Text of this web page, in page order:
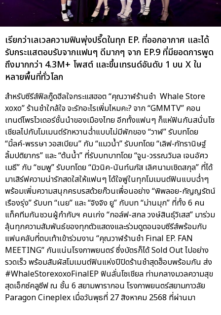
เรียกว่าเลเวลความฟินพุ่งปรี๊ดในทุก EP. ที่ออกอากาศ และได้
รับกระแสตอบรับจากแฟนๆ ดีมากๆ จาก EP.9 ที่มียอดการพูด
ถึงมากกว่า 4.3M+ โพสต์ และขึ้นเทรนด์อันดับ 1 บน X ใน
หลายพื้นที่ทั่วโลก
สำหรับซีรีส์ฟีลกู๊ดฮีลใจกระแสฮอต “คุณวาฬร้านชำ Whale Store
xoxo” ร้านชำใกล้ใจ จะรักอะไรเพิ่มไหมคะ? จาก “GMMTV” คอน
เทนต์โพรไวเดอร์ชั้นนำของเมืองไทย อีกทั้งแฟนๆ ก็แห่ฟินกันสนั่นโซ
เชียลไปกับโมเมนต์รักหวานฉ่ำแบบไม่มีพักของ “วาฬ” รับบทโดย
“มิ้ลค์-พรรษา วอสเบียน” กับ “แมวน้ำ” รับบทโดย “เลิฟ-ภัทรานิษฐ์
ลิ้มปติยากร” และ “ต้นน้ำ” ที่รับบทบาทโดย “จูน-วรรณวิมล เจนอัศว
เมธี” กับ “ชมพู” รับบทโดย “มิวนิค-นันท์นภัส เลิศนามเชิดสกุล” ที่ได้
มาเสิร์ฟความน่ารักสดใสให้แฟนๆ ได้ใจฟูในทุกโมเมนต์ฟินแบบฉ่ำๆ
พร้อมเพิ่มความสนุกครบรสด้วยก๊วนเพื่อนอย่าง “พิพลอย-กัญญรัตน์
เรืองรุ่ง” รับบท “เนย” และ “จิงจิง ยู” กับบท “ม่านมุก” ที่ทั้ง 6 คน
แท็คทีมกันชวนผู้กำกับฯ คนเก่ง “กอล์ฟ-สกล วงษ์สินธุ์วิเสส” มาร่วม
ลุ้นทุกความสัมพันธ์ของทุกตัวแสดงและร่วมดูตอนจบซีรีส์พร้อมกับ
แฟนคลับที่ตบเท้าเข้าร่วมงาน “คุณวาฬร้านชำ Final EP. FAN
MEETING” กันแน่นโรงภาพยนตร์ ซึ่งบัตรก็ได้ Sold Out ไปอย่าง
รวดเร็ว พร้อมสัมผัสโมเมนต์ฟินแห่งปีปิดร้านชำสุดฮ็อบพร้อมกัน ส่ง
#WhaleStorexoxoFinalEP ฟินลั่นโซเชียล ท่ามกลางมวลความสุข
สุดเอ็กซ์คลูซีฟ ณ ชั้น 6 สยามพารากอน โรงภาพยนตร์สยามภาวลัย
Paragon Cineplex เมื่อวันพุธที่ 27 สิงหาคม 2568 ที่ผ่านมา